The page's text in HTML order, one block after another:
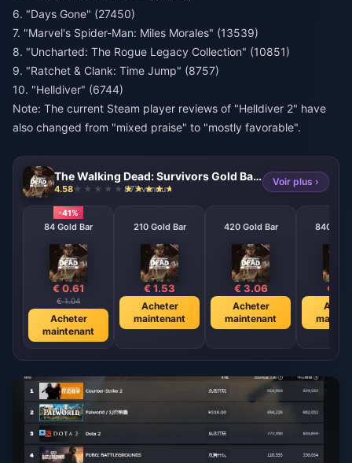
6. "Days Gone" (27450)
7. "Marvel's Spider-Man: Miles Morales" (13539)
8. "Uncharted: The Rogue Legacy Collection" (10851)
9. "Ratchet & Clank: Time Jump" (8757)
10. "Helldiver" (6744)
Note: The current Steam player reviews of "Helldiver 2" have
also changed from "mixed praise" to "mostly favorable".
The Walking Dead: Survivors Gold Bars
4.58 877 vendu
Voir plus ›
-41%
84 Gold Bar
€ 0.61
€ 1.04
Acheter
maintenant
210 Gold Bar
€ 1.53
Acheter
maintenant
420 Gold Bar
€ 3.06
Acheter
maintenant
840
€